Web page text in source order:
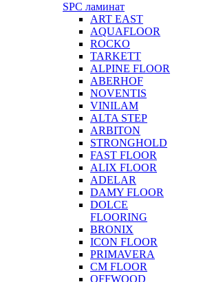
SPC ламинат
ART EAST
AQUAFLOOR
ROCKO
TARKETT
ALPINE FLOOR
ABERHOF
NOVENTIS
VINILAM
ALTA STEP
ARBITON
STRONGHOLD
FAST FLOOR
ALIX FLOOR
ADELAR
DAMY FLOOR
DOLCE
FLOORING
BRONIX
ICON FLOOR
PRIMAVERA
CM FLOOR
OFFWOOD